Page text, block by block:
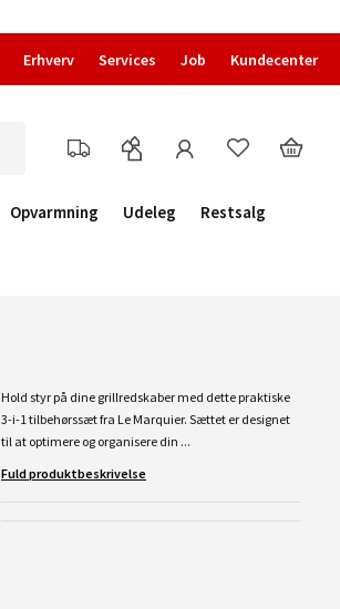
Erhverv Services Job Kundecenter
Opvarmning Udeleg
Restsalg
Hold styr på dine grillredskaber med dette praktiske
3-i-1 tilbehørssæt fra Le Marquier. Sættet er designet
til at optimere og organisere din ...
Fuld produktbeskrivelse